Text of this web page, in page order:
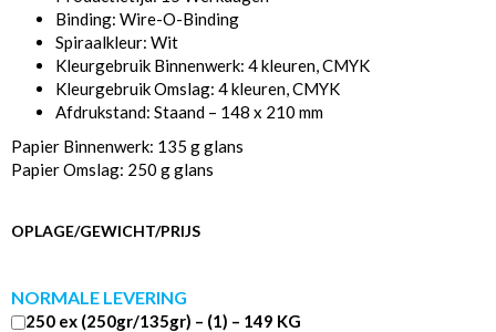
Binding: Wire-O-Binding
Spiraalkleur: Wit
Kleurgebruik Binnenwerk: 4 kleuren, CMYK
Kleurgebruik Omslag: 4 kleuren, CMYK
Afdrukstand: Staand – 148 x 210 mm
Papier Binnenwerk: 135 g glans
Papier Omslag: 250 g glans
OPLAGE/GEWICHT/PRIJS
NORMALE LEVERING
250 ex (250gr/135gr) – (1) – 149 KG